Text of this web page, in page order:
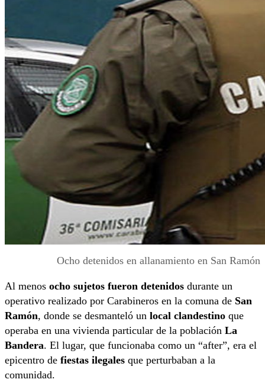
Ocho detenidos en allanamiento en San Ramón
Al menos ocho sujetos fueron detenidos durante un
operativo realizado por Carabineros en la comuna de San
Ramón, donde se desmanteló un local clandestino que
operaba en una vivienda particular de la población La
Bandera. El lugar, que funcionaba como un “after”, era el
epicentro de fiestas ilegales que perturbaban a la
comunidad.